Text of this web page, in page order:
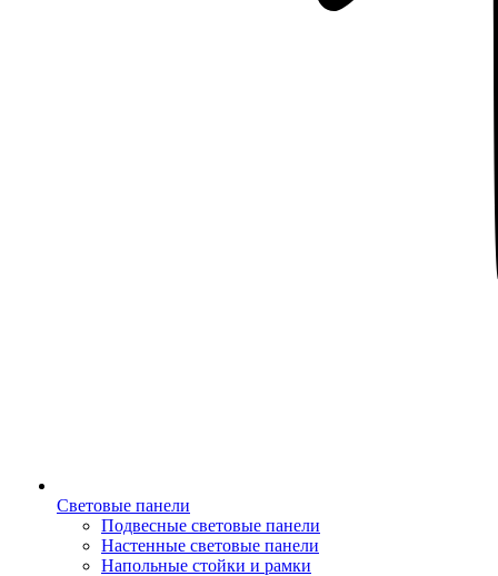
Световые панели
Подвесные световые панели
Настенные световые панели
Напольные стойки и рамки